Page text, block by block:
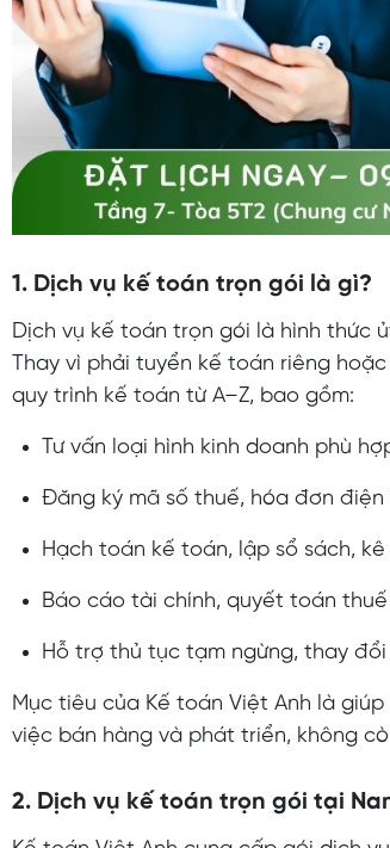
1. Dịch vụ kế toán trọn gói là gì?
Dịch vụ kế toán trọn gói là hình thức
Thay vì phải tuyển kế toán riêng
quy trình kế toán từ A–Z, bao gồm:
Tư vấn loại hình kinh doanh phù
Đăng ký mã số thuế, hóa đơn điện
Hạch toán kế toán, lập sổ sách,
Báo cáo tài chính, quyết toán
Hỗ trợ thủ tục tạm ngừng, thay
Mục tiêu của Kế toán Việt Anh là
việc bán hàng và phát triển, không
2. Dịch vụ kế toán trọn gói tại